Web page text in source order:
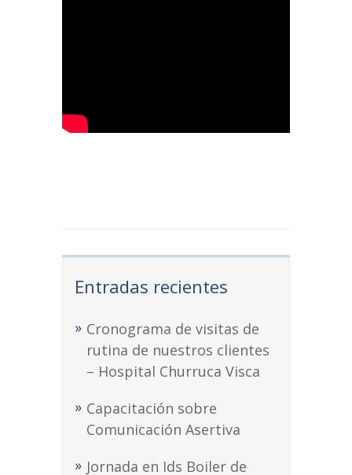
Entradas recientes
Cronograma de visitas de
rutina de nuestros clientes
– Hospital Churruca Visca
Capacitación sobre
Comunicación Asertiva
Jornada en Ids Boiler de